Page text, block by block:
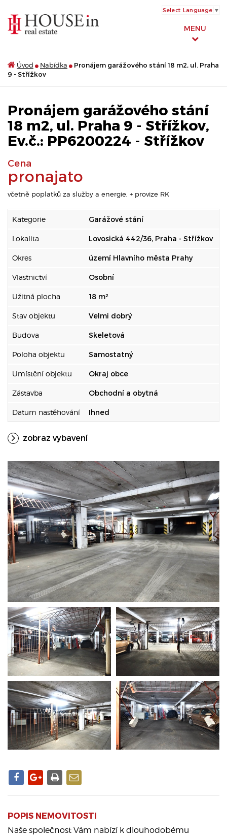
MENU
Select Language ▼
Úvod Nabídka
Pronájem garážového stání 18 m2, ul. Praha
9 - Střížkov
Pronájem garážového stání
18 m2, ul. Praha 9 - Střížkov,
Ev.č.: PP6200224 - Střížkov
Cena
pronajato
včetně poplatků za služby a energie, + provize RK
Kategorie Garážové stání
Lokalita Lovosická 442/36, Praha - Střížkov
Okres území Hlavního města Prahy
Vlastnictví Osobní
Užitná plocha 18 m²
Stav objektu Velmi dobrý
Budova Skeletová
Poloha objektu Samostatný
Umístění objektu Okraj obce
Zástavba Obchodní a obytná
Datum nastěhování Ihned
zobraz vybavení
POPIS NEMOVITOSTI
Naše společnost Vám nabízí k dlouhodobému